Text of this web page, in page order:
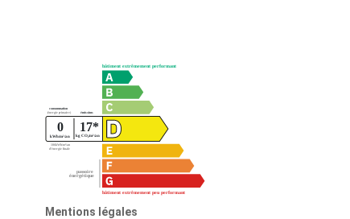
Mentions légales